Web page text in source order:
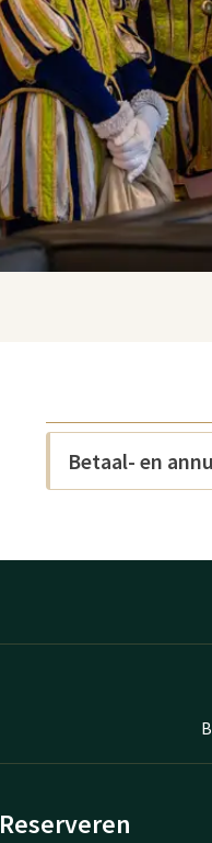
Betaal- en
Reserveren